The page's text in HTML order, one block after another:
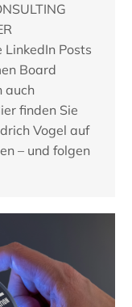
LinkedIn Posts
Board
auch
finden Sie
Vogel auf
– und folgen